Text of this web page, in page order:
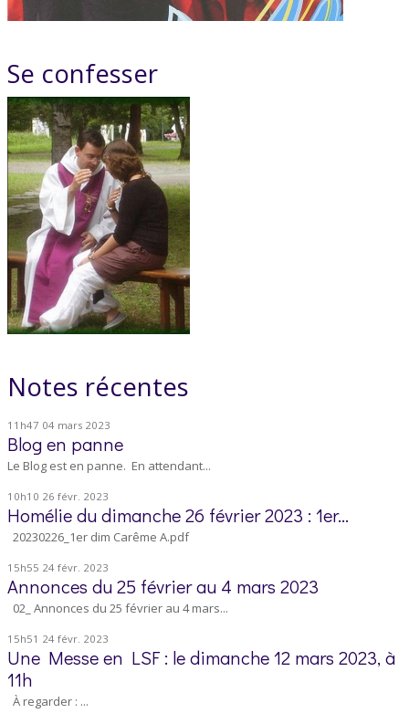
Se confesser
Notes récentes
11h47 04 mars 2023
Blog en panne
Le Blog est en panne. En attendant...
10h10 26 févr. 2023
Homélie du dimanche 26 février 2023 : 1er...
20230226_1er dim Carême A.pdf
15h55 24 févr. 2023
Annonces du 25 février au 4 mars 2023
02_ Annonces du 25 février au 4 mars...
15h51 24 févr. 2023
Une Messe en LSF : le dimanche 12 mars 2023, à
11h
À regarder : ...